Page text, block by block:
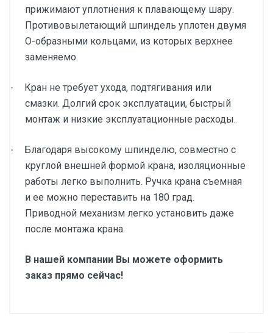
прижимают уплотнения к плавающему шару.
Противовылетающий шпиндель уплотен двумя
О-образными кольцами, из которых верхнее
заменяемо.
·
Кран не требует ухода, подтягивания или
смазки. Долгий срок эксплуатации, быстрый
монтаж и низкие эксплуатационные расходы.
·
Благодаря высокому шпинделю, совместно с
круглой внешней формой крана, изоляционные
работы легко выполнить. Ручка крана съемная
и ее можно переставить на 180 град.
Приводной механизм легко установить даже
после монтажа крана.
В нашей компании Вы можете оформить
заказ прямо сейчас!